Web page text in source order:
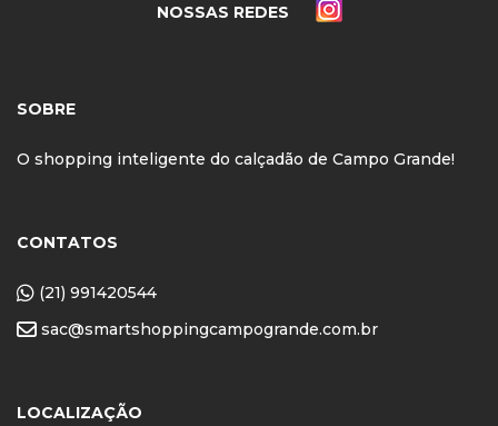
NOSSAS REDES
SOBRE
O shopping inteligente do calçadão de Campo Grande!
CONTATOS
(21) 991420544
sac@smartshoppingcampogrande.com.br
LOCALIZAÇÃO